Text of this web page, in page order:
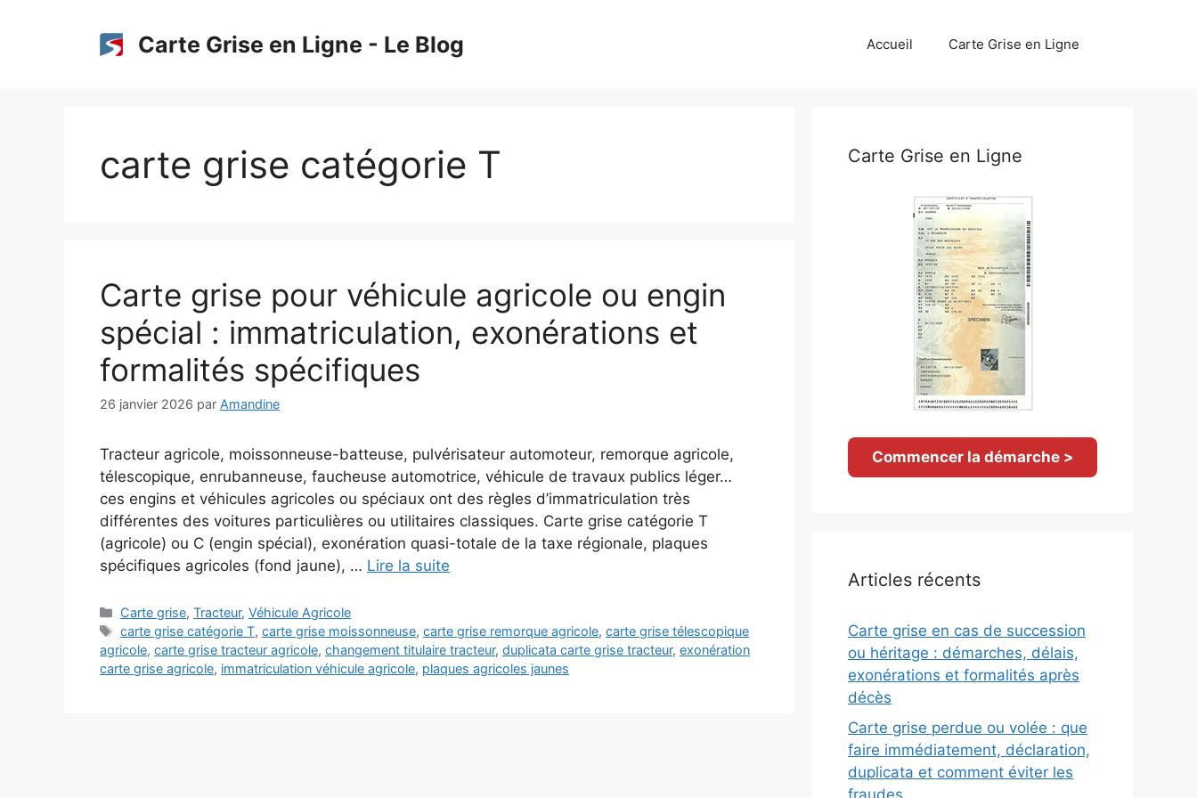
Carte Grise en Ligne - Le Blog Accueil Carte Grise en Ligne
carte grise catégorie T
Carte grise pour véhicule agricole ou engin
spécial : immatriculation, exonérations et
formalités spécifiques
26 janvier 2026 par Amandine
Tracteur agricole, moissonneuse-batteuse, pulvérisateur automoteur, remorque agricole,
télescopique, enrubanneuse, faucheuse automotrice, véhicule de travaux publics léger…
ces engins et véhicules agricoles ou spéciaux ont des règles d’immatriculation très
différentes des voitures particulières ou utilitaires classiques. Carte grise catégorie T
(agricole) ou C (engin spécial), exonération quasi-totale de la taxe régionale, plaques
spécifiques agricoles (fond jaune), … Lire la suite
Catégories
Carte grise,Tracteur,Véhicule Agricole
Étiquettes
carte grise catégorie T,carte grise moissonneuse,carte grise remorque agricole,carte grise télescopique
agricole, carte grise tracteur agricole, changement titulaire tracteur, duplicata carte grise tracteur, exonération
carte grise agricole, immatriculation véhicule agricole, plaques agricoles jaunes
Carte Grise en Ligne
Commencer la démarche >
Articles récents
Carte grise en cas de succession
ou héritage : démarches, délais,
exonérations et formalités après
décès
Carte grise perdue ou volée : que
faire immédiatement, déclaration,
duplicata et comment éviter les
fraudes